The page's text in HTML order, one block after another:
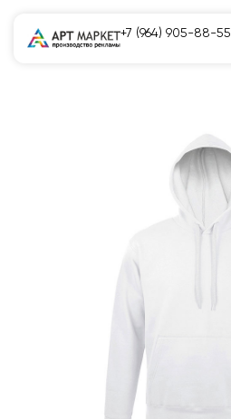
+7 (964) 905-88-55